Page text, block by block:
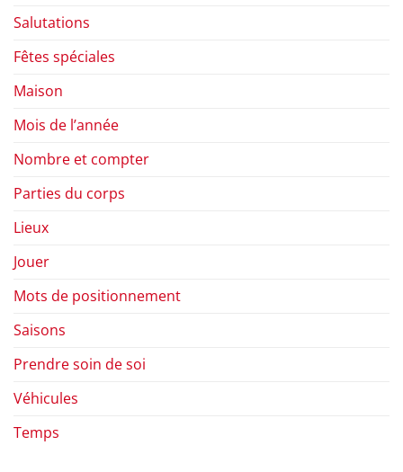
Salutations
Fêtes spéciales
Maison
Mois de l’année
Nombre et compter
Parties du corps
Lieux
Jouer
Mots de positionnement
Saisons
Prendre soin de soi
Véhicules
Temps